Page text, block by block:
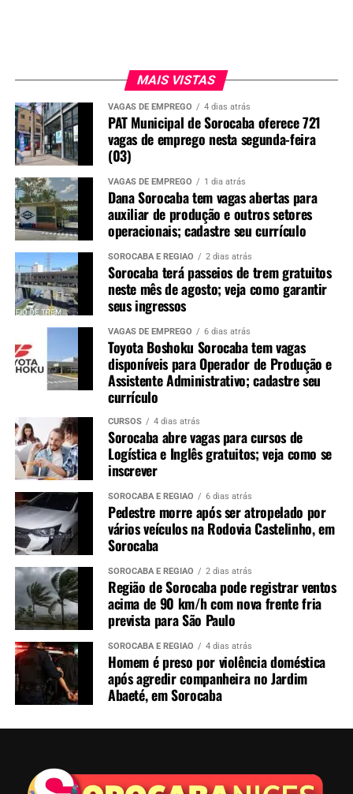
MAIS VISTAS
VAGAS DE EMPREGO 4 dias atrás
PAT Municipal de Sorocaba oferece 721
vagas de emprego nesta segunda-feira
(03)
VAGAS DE EMPREGO 1 dia atrás
Dana Sorocaba tem vagas abertas para
auxiliar de produção e outros setores
operacionais; cadastre seu currículo
SOROCABA E REGIÃO 2 dias atrás
Sorocaba terá passeios de trem gratuitos
neste mês de agosto; veja como garantir
seus ingressos
VAGAS DE EMPREGO 6 dias atrás
Toyota Boshoku Sorocaba tem vagas
disponíveis para Operador de Produção e
Assistente Administrativo; cadastre seu
currículo
CURSOS 4 dias atrás
Sorocaba abre vagas para cursos de
Logística e Inglês gratuitos; veja como se
inscrever
SOROCABA E REGIÃO 6 dias atrás
Pedestre morre após ser atropelado por
vários veículos na Rodovia Castelinho, em
Sorocaba
SOROCABA E REGIÃO 2 dias atrás
Região de Sorocaba pode registrar ventos
acima de 90 km/h com nova frente fria
prevista para São Paulo
SOROCABA E REGIÃO 4 dias atrás
Homem é preso por violência doméstica
após agredir companheira no Jardim
Abaeté, em Sorocaba